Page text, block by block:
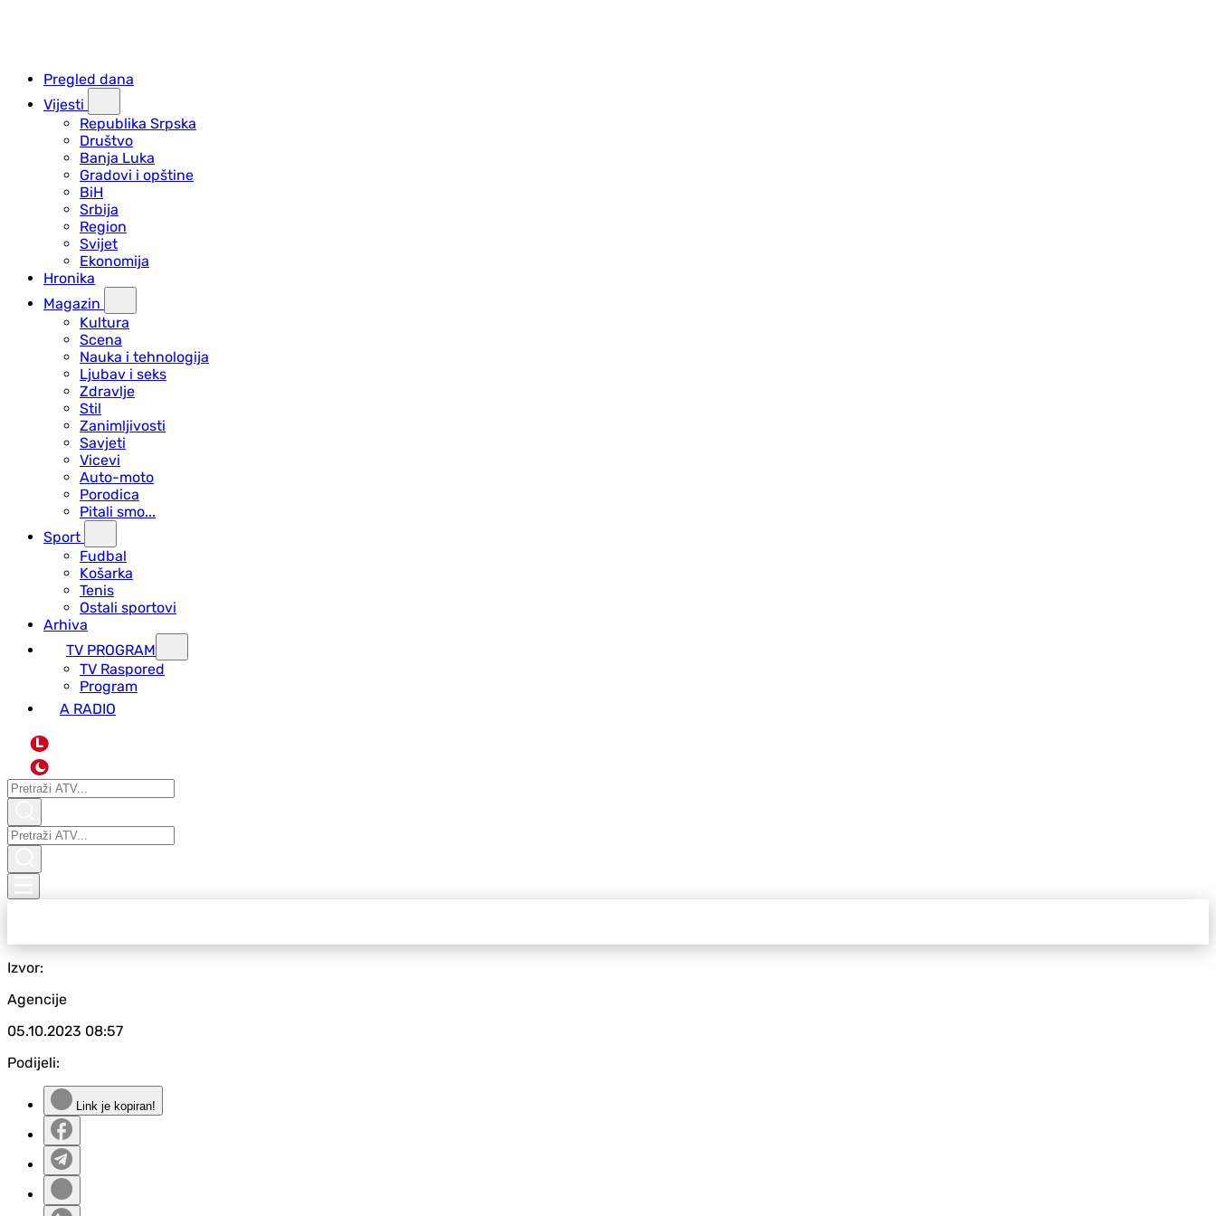
Pregled dana
Vijesti
Republika Srpska
Društvo
Banja Luka
Gradovi i opštine
BiH
Srbija
Region
Svijet
Ekonomija
Hronika
Magazin
Kultura
Scena
Nauka i tehnologija
Ljubav i seks
Zdravlje
Stil
Zanimljivosti
Savjeti
Vicevi
Auto-moto
Porodica
Pitali smo...
Sport
Fudbal
Košarka
Tenis
Ostali sportovi
Arhiva
TV PROGRAM
ТV Raspored
Program
A RADIO
L
Izvor:
Agencije
05.10.2023 08:57
Podijeli:
Link je kopiran!